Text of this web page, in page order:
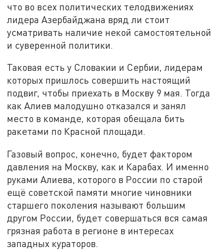
что во всех политических телодвижениях
лидера Азербайджана вряд ли стоит
усматривать наличие некой самостоятельной
и суверенной политики.
Таковая есть у Словакии и Сербии, лидерам
которых пришлось совершить настоящий
подвиг, чтобы приехать в Москву 9 мая. Тогда
как Алиев малодушно отказался и занял
место в команде, которая обещала бить
ракетами по Красной площади.
Газовый вопрос, конечно, будет фактором
давления на Москву, как и Карабах. И именно
руками Алиева, которого в России по старой
ещё советской памяти многие чиновники
старшего поколения называют большим
другом России, будет совершаться вся самая
грязная работа в регионе в интересах
западных кураторов.